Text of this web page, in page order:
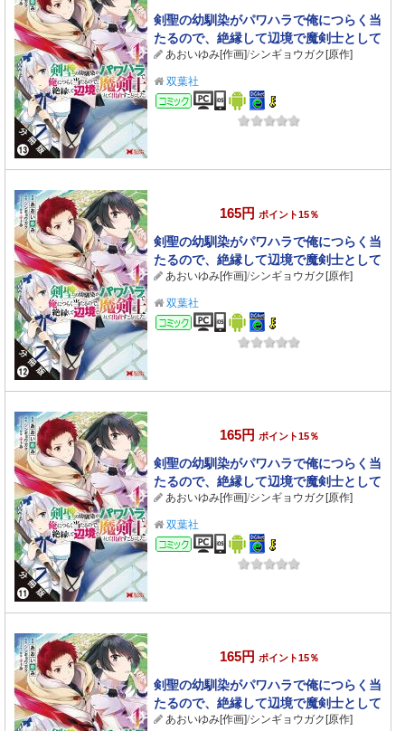
剣聖の幼馴染がパワハラで俺につらく当
たるので、絶縁して辺境で魔剣士として
出直すことにした。（コミック） 分冊版
： 13
あおいゆみ[作画]/シンギョウガク[原作]
双葉社
コミック
165円 ポイント15％
剣聖の幼馴染がパワハラで俺につらく当
たるので、絶縁して辺境で魔剣士として
出直すことにした。（コミック） 分冊版
： 12
あおいゆみ[作画]/シンギョウガク[原作]
双葉社
コミック
165円 ポイント15％
剣聖の幼馴染がパワハラで俺につらく当
たるので、絶縁して辺境で魔剣士として
出直すことにした。（コミック） 分冊版
： 11
あおいゆみ[作画]/シンギョウガク[原作]
双葉社
コミック
165円 ポイント15％
剣聖の幼馴染がパワハラで俺につらく当
たるので、絶縁して辺境で魔剣士として
出直すことにした。（コミック） 分冊版
あおいゆみ[作画]/シンギョウガク[原作]